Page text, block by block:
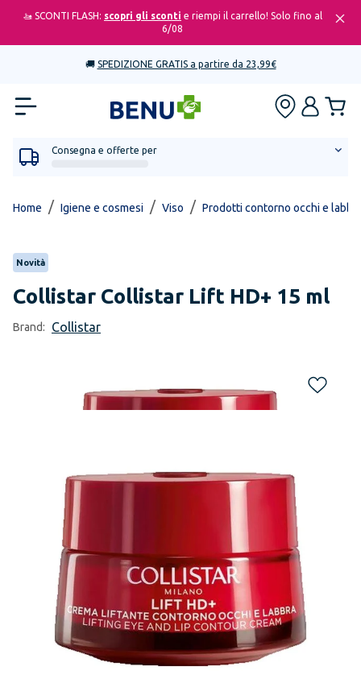
🚤 SCONTI FLASH: scopri gli sconti e riempi il carrello! Solo fino al
6/08
🚚 SPEDIZIONE GRATIS a partire da 23,99€
Consegna e offerte per
Home / Igiene e cosmesi / Viso / Prodotti contorno occhi e
Novità
Collistar Collistar Lift HD+ 15 ml
Brand: Collistar